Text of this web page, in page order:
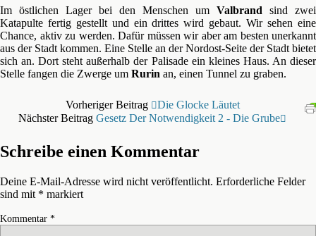
Im östlichen Lager bei den Menschen um Valbrand sind zwei
Katapulte fertig gestellt und ein drittes wird gebaut. Wir sehen eine
Chance, aktiv zu werden. Dafür müssen wir aber am besten unerkannt
aus der Stadt kommen. Eine Stelle an der Nordost-Seite der Stadt bietet
sich an. Dort steht außerhalb der Palisade ein kleines Haus. An dieser
Stelle fangen die Zwerge um Rurin an, einen Tunnel zu graben.
Vorheriger Beitrag
Die Glocke Läutet
Nächster Beitrag Gesetz Der Notwendigkeit 2 - Die Grube
Schreibe einen Kommentar
Deine E-Mail-Adresse wird nicht veröffentlicht. Erforderliche Felder
sind mit * markiert
Kommentar *